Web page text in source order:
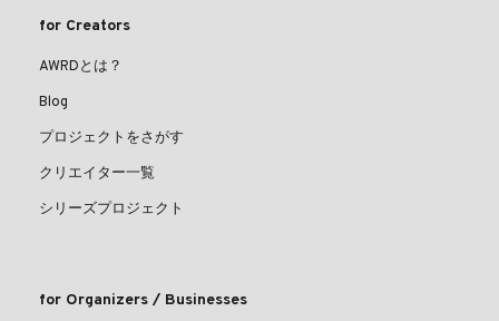
for Creators
AWRDとは？
Blog
プロジェクトをさがす
クリエイター一覧
シリーズプロジェクト
for Organizers / Businesses